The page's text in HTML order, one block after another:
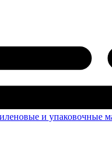
и упаковочные